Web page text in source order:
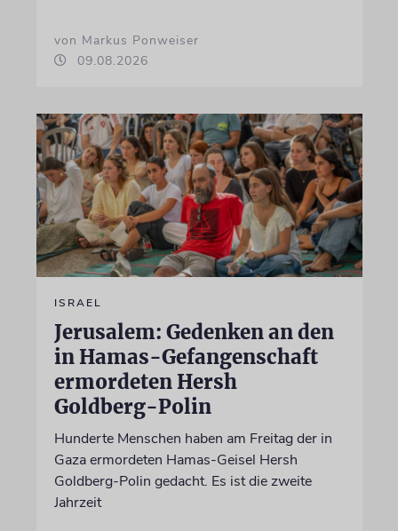
von Markus Ponweiser
09.08.2026
ISRAEL
Jerusalem: Gedenken an den
in Hamas-Gefangenschaft
ermordeten Hersh
Goldberg-Polin
Hunderte Menschen haben am Freitag der in
Gaza ermordeten Hamas-Geisel Hersh
Goldberg-Polin gedacht. Es ist die zweite
Jahrzeit